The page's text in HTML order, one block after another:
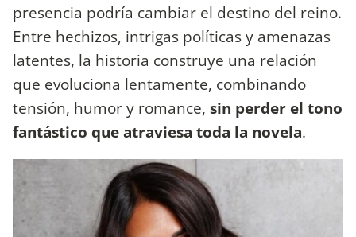
presencia podría cambiar el destino del reino.
Entre hechizos, intrigas políticas y amenazas
latentes, la historia construye una relación
que evoluciona lentamente, combinando
tensión, humor y romance, sin perder el tono
fantástico que atraviesa toda la novela.